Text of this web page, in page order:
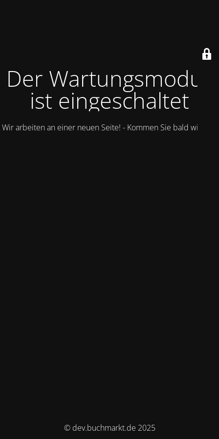
Der Wartungsmodus
ist eingeschaltet
Wir arbeiten an einer neuen Seite! - Kommen Sie bald wieder.
© dev.buchmarkt.de 2025